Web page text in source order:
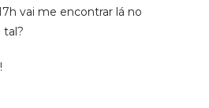
vai me encontrar lá no
tal?